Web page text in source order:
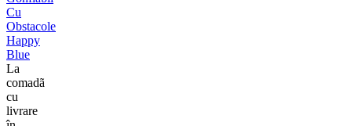
Cu
Obstacole
Happy
Blue
La
comadã
cu
livrare